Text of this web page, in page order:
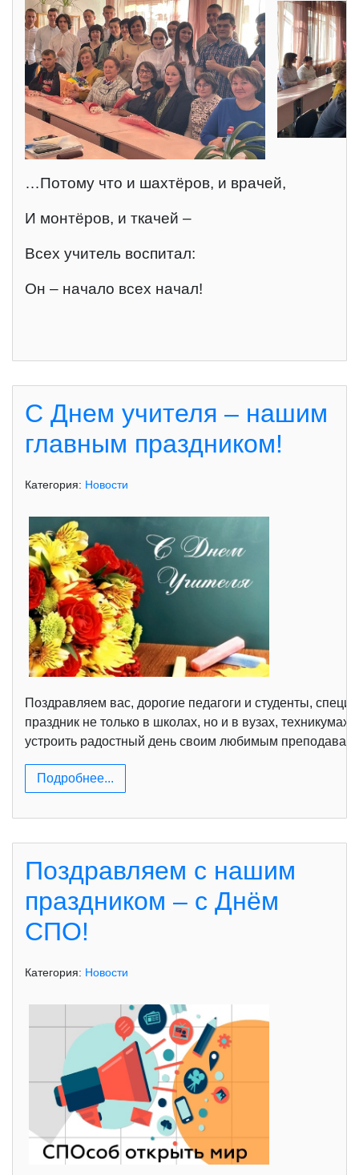
…Потому что и шахтёров, и врачей,
И монтёров, и ткачей –
Всех учитель воспитал:
Он – начало всех начал!
С Днем учителя – нашим
главным праздником!
Категория: Новости
Поздравляем вас, дорогие педагоги и студенты,
праздник не только в школах, но и в вузах,
устроить радостный день своим любимым
Подробнее...
Поздравляем с нашим
праздником – с Днём
СПО!
Категория: Новости